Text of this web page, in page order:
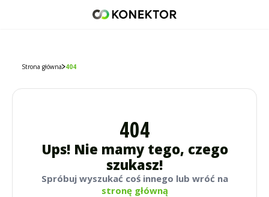
Strona główna 404
404
Ups! Nie mamy tego, czego
szukasz!
Spróbuj wyszukać coś innego lub wróć na
stronę główną